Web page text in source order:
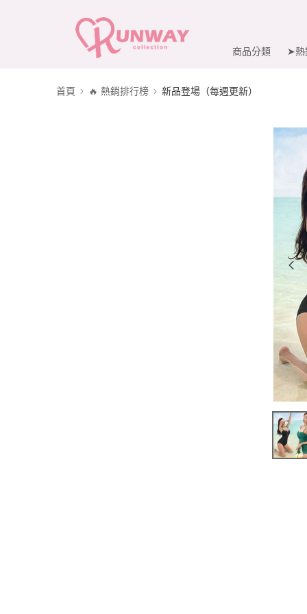
商品分類 ➤熱
首頁 🔥 熱銷排行榜 新品登場（每週更新）